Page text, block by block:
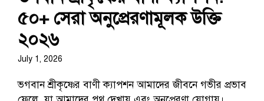
৫০+ সেরা অনুপ্রেরণামূলক উক্তি
২০২৬
July 1, 2026
ভগবান শ্রীকৃষ্ণের বাণী ক্যাপশন আমাদের জীবনে গভীর প্রভাব